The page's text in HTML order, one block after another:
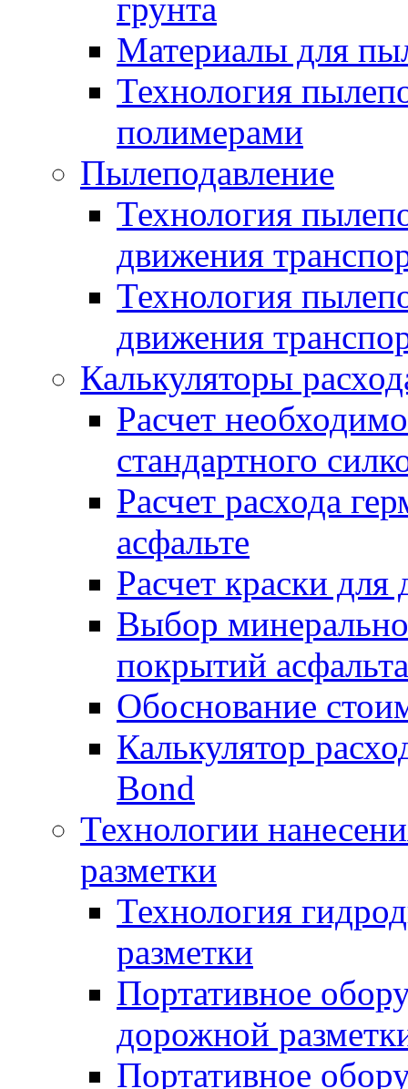
грунта
Материалы для
Технология
полимерами
Пылеподавление
Технология
движения
Технология
движения
Калькуляторы
Расчет
стандартного
Расчет расхода
асфальте
Расчет краски
Выбор
покрытий асфальта
Обоснование
Калькулятор
Bond
Технологии
разметки
Технология
разметки
Портативное
дорожной
Портативное